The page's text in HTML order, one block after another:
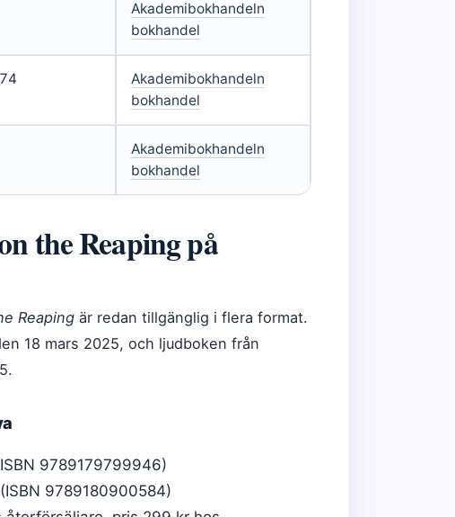
Akademibokhandeln
bokhandel
Akademibokhandeln
bokhandel
Akademibokhandeln
bokhandel
the Reaping på
Reaping är redan tillgänglig i flera format.
18 mars 2025, och ljudboken från
9789179799946)
9789180900584)